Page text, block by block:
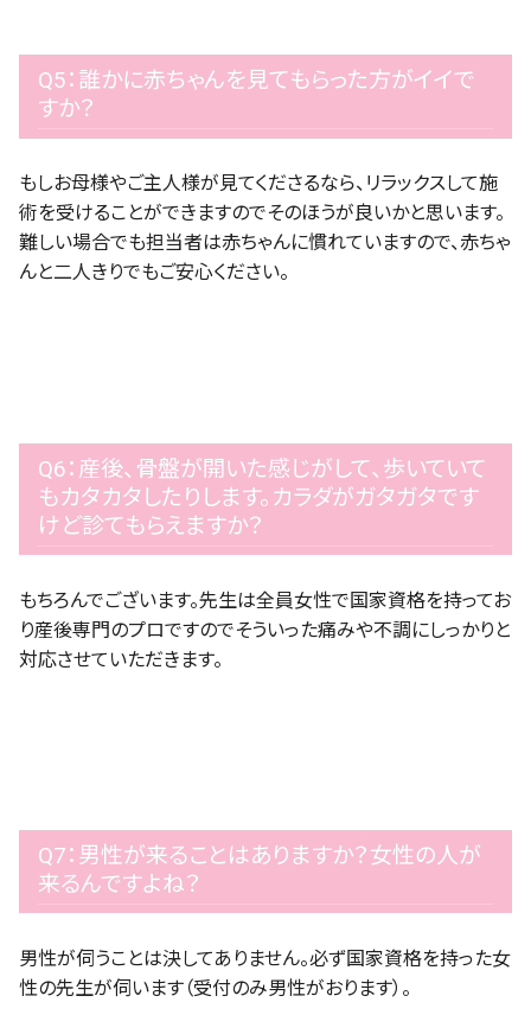
Q5：誰かに赤ちゃんを見てもらった方がイイで
すか？
もしお母様やご主人様が見てくださるなら、リラックスして施
術を受けることができますのでそのほうが良いかと思います。
難しい場合でも担当者は赤ちゃんに慣れていますので、赤ちゃ
んと二人きりでもご安心ください。
Q6：産後、骨盤が開いた感じがして、歩いていて
もカタカタしたりします。カラダがガタガタです
けど診てもらえますか？
もちろんでございます。先生は全員女性で国家資格を持ってお
り産後専門のプロですのでそういった痛みや不調にしっかりと
対応させていただきます。
Q7：男性が来ることはありますか？女性の人が
来るんですよね？
男性が伺うことは決してありません。必ず国家資格を持った女
性の先生が伺います（受付のみ男性がおります）。